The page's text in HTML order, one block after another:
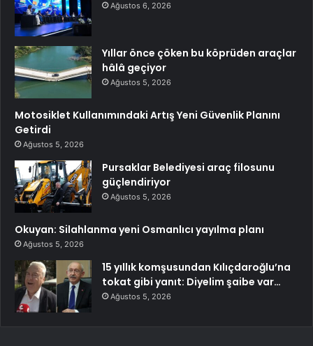
Ağustos 6, 2026
Yıllar önce çöken bu köprüden araçlar
hâlâ geçiyor
Ağustos 5, 2026
Motosiklet Kullanımındaki Artış Yeni Güvenlik Planını
Getirdi
Ağustos 5, 2026
Pursaklar Belediyesi araç filosunu
güçlendiriyor
Ağustos 5, 2026
Okuyan: Silahlanma yeni Osmanlıcı yayılma planı
Ağustos 5, 2026
15 yıllık komşusundan Kılıçdaroğlu’na
tokat gibi yanıt: Diyelim şaibe var…
Ağustos 5, 2026